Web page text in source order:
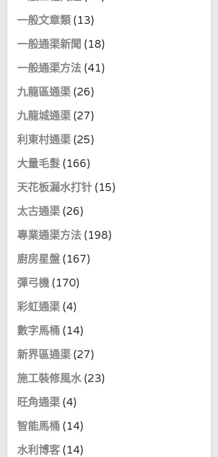
一般文章類 (13)
一般通渠新聞 (18)
一般通渠方法 (41)
九龍區通渠 (26)
九龍城通渠 (27)
利東村通渠 (25)
大量毛髮 (166)
天花板漏水打针 (15)
太古通渠 (26)
專業通渠方法 (198)
廚房星盤 (167)
彈弓機 (170)
彩虹通渠 (4)
數字馬桶 (14)
新界區通渠 (27)
施工裝修風水(23)
旺角通渠 (4)
智能馬桶 (14)
水利博客(14)